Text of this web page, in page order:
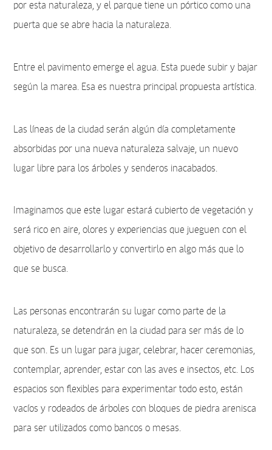
por esta naturaleza, y el parque tiene un pórtico como una
puerta que se abre hacia la naturaleza.
Entre el pavimento emerge el agua. Esta puede subir y bajar
según la marea. Esa es nuestra principal propuesta artística.
Las líneas de la ciudad serán algún día completamente
absorbidas por una nueva naturaleza salvaje, un nuevo
lugar libre para los árboles y senderos inacabados.
Imaginamos que este lugar estará cubierto de vegetación y
será rico en aire, olores y experiencias que jueguen con el
objetivo de desarrollarlo y convertirlo en algo más que lo
que se busca.
Las personas encontrarán su lugar como parte de la
naturaleza, se detendrán en la ciudad para ser más de lo
que son. Es un lugar para jugar, celebrar, hacer ceremonias,
contemplar, aprender, estar con las aves e insectos, etc. Los
espacios son flexibles para experimentar todo esto, están
vacíos y rodeados de árboles con bloques de piedra arenisca
para ser utilizados como bancos o mesas.